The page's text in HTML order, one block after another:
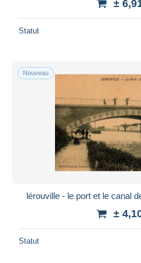
±
Statut
Nouveau
lérouville - le port et le canal
±
Statut